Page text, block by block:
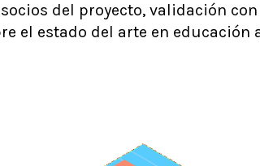
del proyecto, validación
el estado del arte en